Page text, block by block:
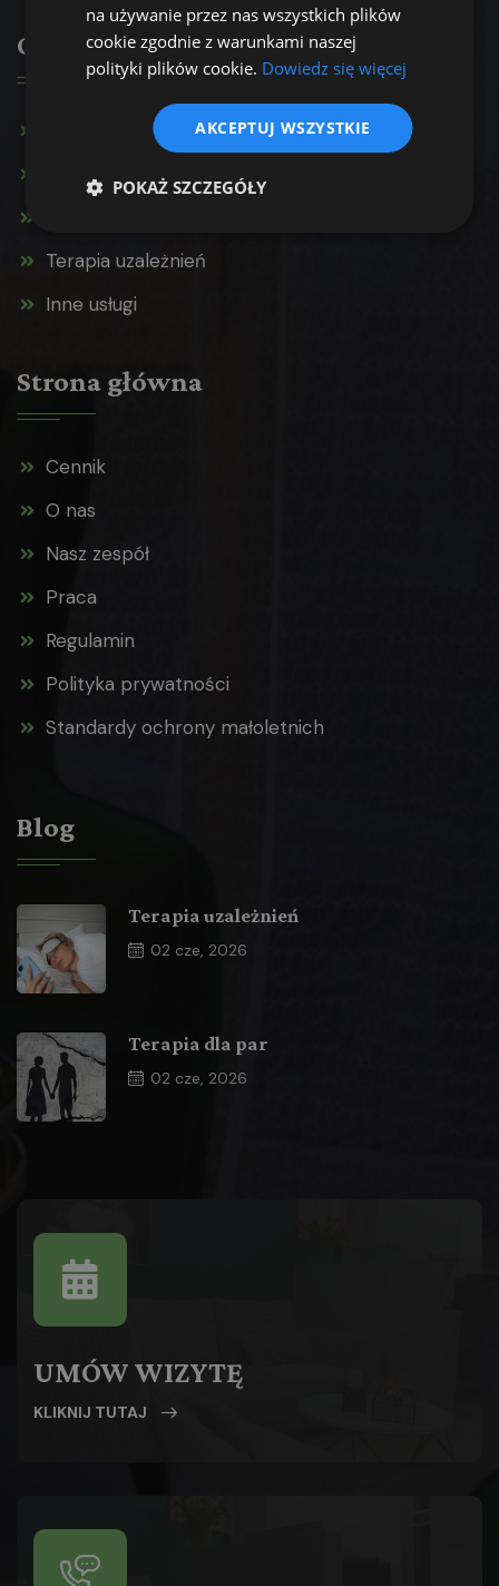
Oferta
Konsultacja psychologiczna
Terapia par
Terapia uzależnień
Inne usługi
Strona główna
Cennik
O nas
Nasz zespół
Praca
Regulamin
Polityka prywatności
Standardy ochrony małoletnich
Blog
Terapia uzależnień
02 cze, 2026
Terapia dla par
02 cze, 2026
UMÓW WIZYTĘ
KLIKNIJ TUTAJ
na używanie przez nas wszystkich plików
cookie zgodnie z warunkami naszej
polityki plików cookie. Dowiedz się więcej
AKCEPTUJ WSZYSTKIE
POKAŻ SZCZEGÓŁY